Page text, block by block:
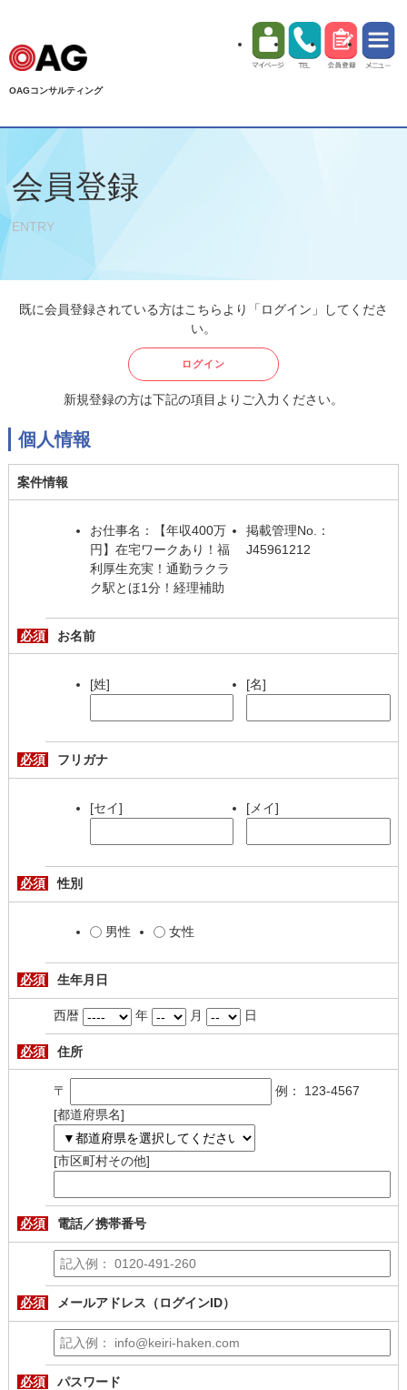
OAGコンサルティング
会員登録
ENTRY
既に会員登録されている方はこちらより「ログイン」してくださ
い。
ログイン
新規登録の方は下記の項目よりご入力ください。
個人情報
案件情報
お仕事名：【年収400万
円】在宅ワークあり！福
利厚生充実！通勤ラクラ
ク駅とほ1分！経理補助
掲載管理No.：
J45961212
必須 お名前
[姓] [名]
必須 フリガナ
[セイ] [メイ]
必須 性別
男性 女性
必須 生年月日
西暦 年 月 日
必須 住所
〒
例： 123-4567
[都道府県名]
[市区町村その他]
必須 電話／携帯番号
必須 メールアドレス（ログインID）
必須 パスワード